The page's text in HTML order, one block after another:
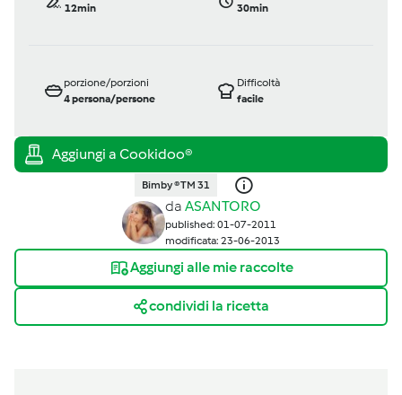
12min
30min
porzione/porzioni
4persona/persone
Difficoltà
facile
Bimby ® TM 31
da ASANTORO
published: 01-07-2011
modificata: 23-06-2013
Aggiungi alle mie raccolte
condividi la ricetta